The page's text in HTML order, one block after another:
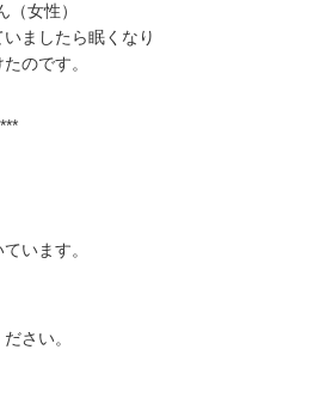
女性）
ましたら眠くなり
のです。
います。
さい。